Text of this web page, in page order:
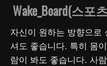
Wake_Board(스포
자신이 원하는 방향으로
셔도 좋습니다. 특히 몸
람이 봐도 좋습니다. 사